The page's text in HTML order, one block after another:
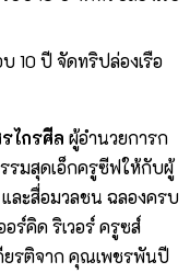
10 ปี จัดทริปล่องเรือ
ไกรศีล ผู้อำนวยการก
รมสุดเอ็กครูซีฟให้กับผู้
ละสื่อมวลชน ฉลองครบ
ร์คิด ริเวอร์ ครูซส์
กียรติจาก คุณเพชรพันปี